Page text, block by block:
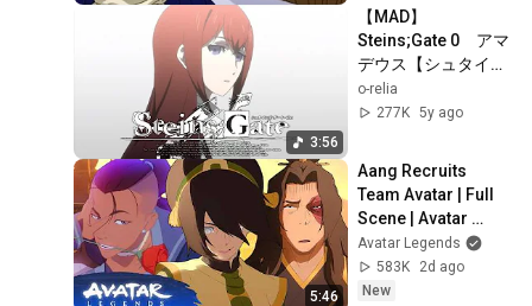
3:56
【MAD】
Steins;Gate 0　アマ
デウス【シュタイン
ズ・ゲート ゼロ】
o-relia
277K 5y ago
5:46
Aang Recruits
Team Avatar | Full
Scene | Avatar
Aang: The Last
Airbender (2026) |
Movie Clip
Avatar Legends
583K
2d ago
New